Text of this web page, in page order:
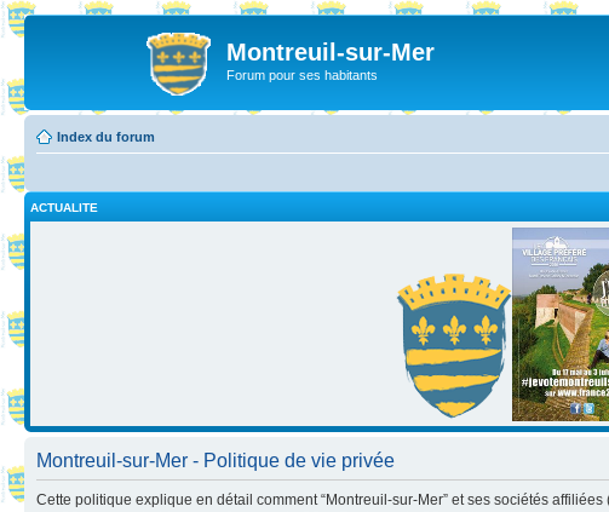
Montreuil-sur-Mer
Forum pour ses habitants
Index du forum
ACTUALITE
Montreuil-sur-Mer - Politique de vie privée
Cette politique explique en détail comment “Montreuil-sur-Mer” et ses sociétés affiliées